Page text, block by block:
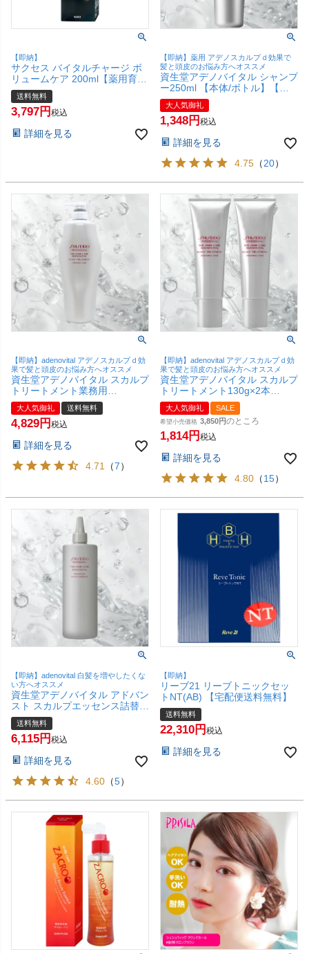
【即納】
サクセス バイタルチャージ ボ
リュームケア 200ml【薬用育毛
剤/花王バイタルチャージ薬用育
毛剤/薬用 育毛剤プレミアム/ボ
リュームケア処方】【医薬部外
(6064360)
送料無料
3,797 税込
詳細を見る
【即納】薬用 アデノスカルプｄ効果で
髪と頭皮のお悩み方へオススメ
資生堂アデノバイタル シャンプ
ー250ml 【本体/ボトル】【資
生堂プロフェッショナル ザ・ヘ
アケア 薬用 スカルプケア
adenovital】【SBT】
大人気御礼
1,348 税込
詳細を見る
4.75 （20）
【即納】adenovital アデノスカルプｄ効
果で髪と頭皮のお悩み方へオススメ
資生堂アデノバイタル スカルプ
トリートメント業務用
1000g【本体/ポンプ】【宅配便
送料無料】
大人気御礼 送料無料
4,829 税込
詳細を見る
4.71 （7）
【即納】adenovital アデノスカルプｄ効
果で髪と頭皮のお悩み方へオススメ
資生堂アデノバイタル スカルプ
トリートメント130g×2本
【SBT】
大人気御礼 SALE
希望小売価格 3,850 のところ
1,814 税込
詳細を見る
4.80 （15）
【即納】adenovital 白髪を増やしたくな
い方へオススメ
資生堂アデノバイタル アドバン
スト スカルプエッセンス詰替
480ml GPスカルプセラム【レ
フィル/詰め替え】【医薬部外
品】【宅配便送料無料】
送料無料
6,115 税込
詳細を見る
4.60 （5）
【即納】
リーブ21 リーブトニックセッ
トNT(AB) 【宅配便送料無料】
送料無料
22,310 税込
詳細を見る